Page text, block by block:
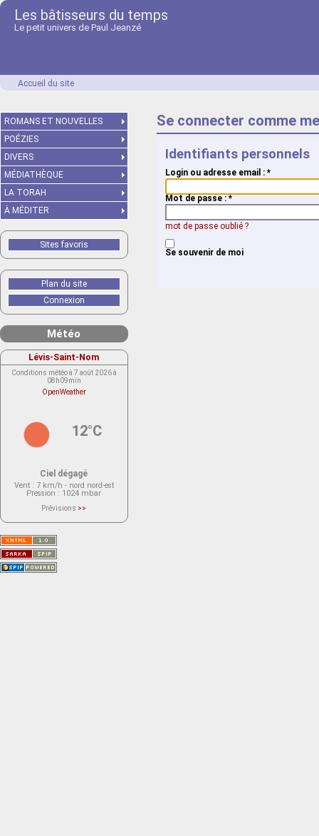
Les bâtisseurs du temps
Le petit univers de Paul Jeanzé
Accueil du site
Se connecter comme
Identifiants personnels
Login ou adresse email : *
Mot de passe :*
mot de passe oublié ?
Se souvenir de moi
ROMANS ET NOUVELLES
POÉZIES
DIVERS
MÉDIATHÈQUE
LA TORAH
À MÉDITER
Sites favoris
Plan du site
Connexion
Météo
Lévis-Saint-Nom
Conditions météo à 7 août 2026 à
08h09min
OpenWeather
12°C
Ciel dégagé
Vent : 7 km/h - nord nord-est
Pression : 1024 mbar
Prévisions >>
actuellement aucune prévision
Saint-Nom.
Veuillez consulter le message du
service ci-dessous.
(401 - Invalid API key. Please see
https://openweathermap.org/faq#error401